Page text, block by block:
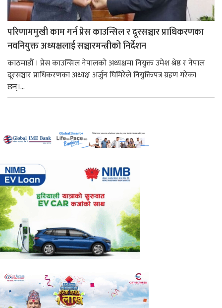
परिणाममुखी काम गर्न प्रेस काउन्सिल र दूरसञ्चार प्राधिकरणका
नवनियुक्त अध्यक्षलाई सञ्चारमन्त्रीको निर्देशन
काठमाडौँ । प्रेस काउन्सिल नेपालको अध्यक्षमा नियुक्त उमेश श्रेष्ठ र नेपाल
दूरसञ्चार प्राधिकरणका अध्यक्ष अर्जुन घिमिरेले नियुक्तिपत्र ग्रहण गरेका
छन्।...